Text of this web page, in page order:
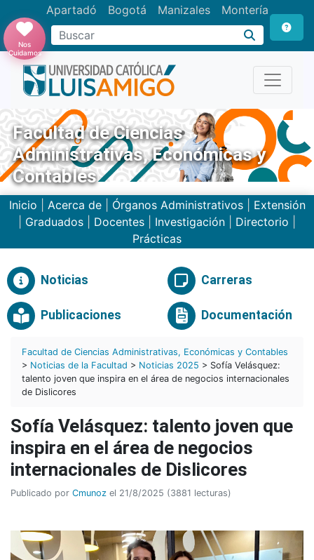
Apartadó Bogotá Manizales Montería
Buscar
Nos
Cuidamos
Facultad de Ciencias
Administrativas, Económicas y
Contables
Inicio Acerca de| Órganos Administrativos| Extensión
Graduados Docentes Investigación Directorio
Prácticas
Noticias Carreras
Publicaciones Documentación
Facultad de Ciencias Administrativas, Económicas y Contables
> Noticias de la Facultad > Noticias 2025 > Sofía Velásquez:
talento joven que inspira en el área de negocios internacionales
de Dislicores
Sofía Velásquez: talento joven que
inspira en el área de negocios
internacionales de Dislicores
Publicado por Cmunoz el 21/8/2025 (3881 lecturas)